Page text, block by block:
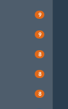
9
9
8
8
8